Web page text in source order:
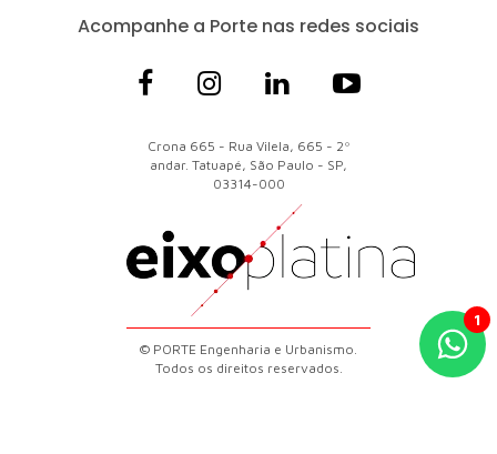
Acompanhe a Porte nas redes sociais
Crona 665 - Rua Vilela, 665 - 2º
andar. Tatuapé, São Paulo - SP,
03314-000
© PORTE Engenharia e Urbanismo.
Todos os direitos reservados.